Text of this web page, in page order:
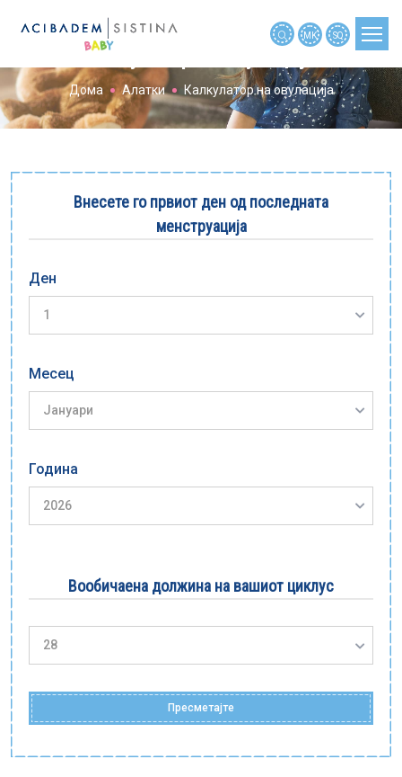
ПЛАНИРАЊЕ БРЕМЕНОСТ
БРЕМЕНОСТ ПО НЕДЕЛИ
БЕБЕ
ДЕТЕ
АЛАТКИ
НОВОСТИ
МАЈКИТЕ РАСКАЖАА
МАЈКИТЕ ПРАШАА
Е-библиотека
MK SQ
Калкулатор на овулација
Дома Алатки Калкулатор на овулација
Внесете го првиот ден од последната
менструација
Ден
Месец
Година
Вообичаена должина на вашиот циклус
Пресметајте